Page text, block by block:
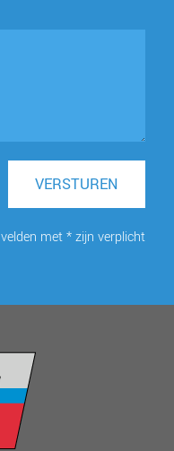
VERSTUREN
velden met * zijn verplicht